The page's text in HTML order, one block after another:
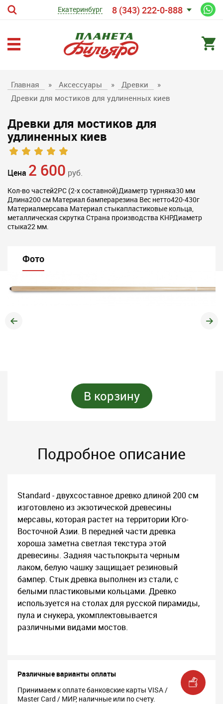
Екатеринбург 8 (343) 222-0-888
Главная » Аксессуары » Древки
»
Древки для мостиков для удлиненных киев
Древки для мостиков для
удлиненных киев
Цена 2 600 руб.
Кол-во частей2РС (2-х составной)Диаметр турняка30 мм
Длина200 см Материал бамперарезина Вес нетто420-430г
Материалмерсава Материал стыкапластиковые кольца,
металлическая скрутка Страна производства КНРДиаметр
стыка22 мм.
Фото
В корзину
Подробное описание
Standard - двухсоставное древко длиной 200 см
изготовлено из экзотической древесины
мерсавы, которая растет на территории Юго-
Восточной Азии. В передней части древка
хороша заметна светлая текстура этой
древесины. Задняя частьпокрыта черным
лаком, белую чашку защищает резиновый
бампер. Стык древка выполнен из стали, с
белыми пластиковыми кольцами. Древко
используется на столах для русской пирамиды,
пула и снукера, укомплектовывается
различными видами мостов.
Различные варианты оплаты
Принимаем к оплате банковские карты VISA /
Master Card / МИР, наличные или по счету.